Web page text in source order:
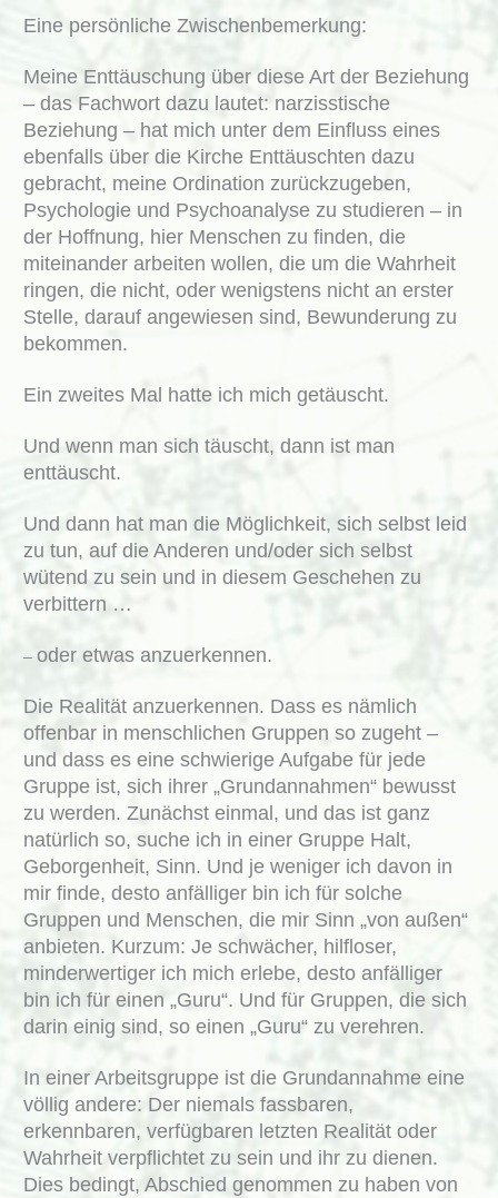
Eine persönliche Zwischenbemerkung:
Meine Enttäuschung über diese Art der Beziehung
– das Fachwort dazu lautet: narzisstische
Beziehung – hat mich unter dem Einfluss eines
ebenfalls über die Kirche Enttäuschten dazu
gebracht, meine Ordination zurückzugeben,
Psychologie und Psychoanalyse zu studieren – in
der Hoffnung, hier Menschen zu finden, die
miteinander arbeiten wollen, die um die Wahrheit
ringen, die nicht, oder wenigstens nicht an erster
Stelle, darauf angewiesen sind, Bewunderung zu
bekommen.
Ein zweites Mal hatte ich mich getäuscht.
Und wenn man sich täuscht, dann ist man
enttäuscht.
Und dann hat man die Möglichkeit, sich selbst leid
zu tun, auf die Anderen und/oder sich selbst
wütend zu sein und in diesem Geschehen zu
verbittern …
–oder etwas anzuerkennen.
Die Realität anzuerkennen. Dass es nämlich
offenbar in menschlichen Gruppen so zugeht –
und dass es eine schwierige Aufgabe für jede
Gruppe ist, sich ihrer „Grundannahmen“ bewusst
zu werden. Zunächst einmal, und das ist ganz
natürlich so, suche ich in einer Gruppe Halt,
Geborgenheit, Sinn. Und je weniger ich davon in
mir finde, desto anfälliger bin ich für solche
Gruppen und Menschen, die mir Sinn „von außen“
anbieten. Kurzum: Je schwächer, hilfloser,
minderwertiger ich mich erlebe, desto anfälliger
bin ich für einen „Guru“. Und für Gruppen, die sich
darin einig sind, so einen „Guru“ zu verehren.
In einer Arbeitsgruppe ist die Grundannahme eine
völlig andere: Der niemals fassbaren,
erkennbaren, verfügbaren letzten Realität oder
Wahrheit verpflichtet zu sein und ihr zu dienen.
Dies bedingt, Abschied genommen zu haben von